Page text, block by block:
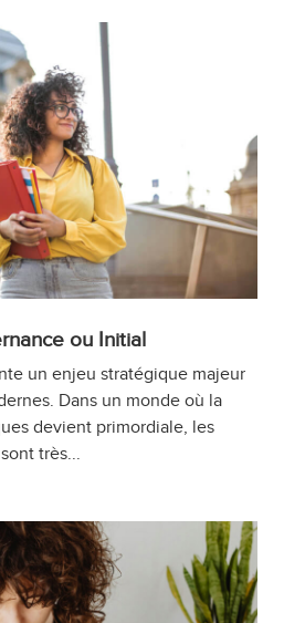
ou Initial
un enjeu stratégique majeur
Dans un monde où la
devient primordiale, les
très...